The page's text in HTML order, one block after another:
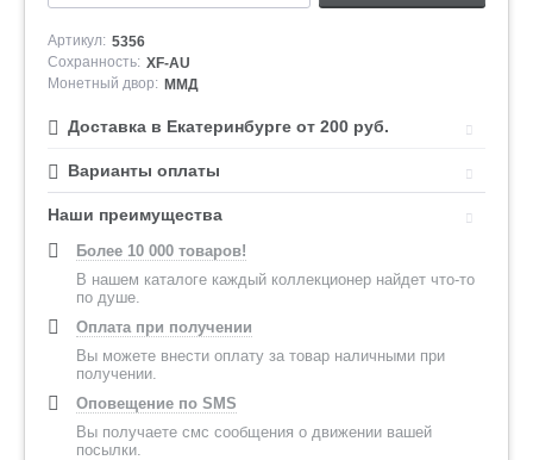
Артикул: 5356
Сохранность: XF-AU
Монетный двор: ММД
Доставка в Екатеринбурге от 200 руб.
Варианты оплаты
Наши преимущества
Более 10 000 товаров!
В нашем каталоге каждый коллекционер найдет что-то
по душе.
Оплата при получении
Вы можете внести оплату за товар наличными при
получении.
Оповещение по SMS
Вы получаете смс сообщения о движении вашей
посылки.